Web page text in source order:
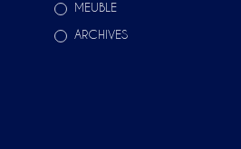
MEUBLE
ARCHIVES